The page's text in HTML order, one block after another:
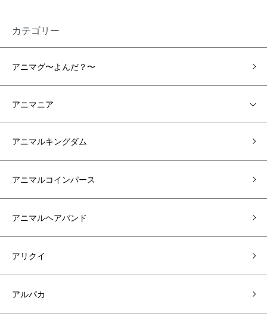
カテゴリー
アニマグ〜よんだ？〜
アニマニア
アニマルキングダム
アニマルコインパース
アニマルヘアバンド
アリクイ
アルパカ